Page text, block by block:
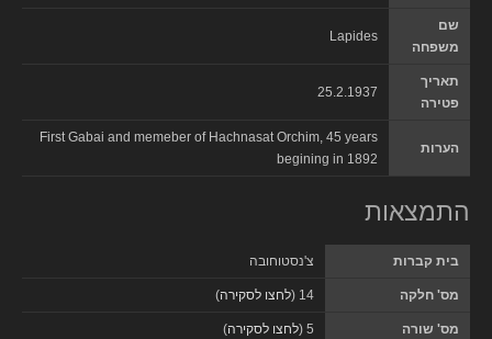
שם
משפחה
Lapides
תאריך
פטירה
25.2.1937
הערות
First Gabai and memeber of Hachnasat Orchim, 45 years
begining in 1892
התמצאות
בית קברות צ'נסטוחובה
מס' חלקה 14 ( לחצו לסקירה)
מס' שורה 5 ( לחצו לסקירה)